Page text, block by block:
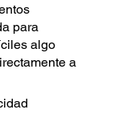
para
algo
a